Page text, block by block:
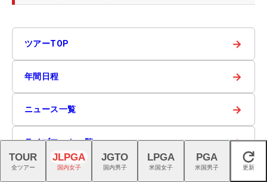
ツアーTOP →
年間日程 →
ニュース一覧 →
ライブフォト一覧 →
閉じる
TOUR
全ツアー
JLPGA
国内女子
JGTO
国内男子
LPGA
米国女子
PGA
米国男子 更新